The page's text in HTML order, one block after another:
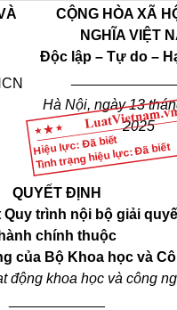
Hiệu lực: Đã biết
Tình trạng hiệu lực: Đã biết
CỘNG HÒA XÃ
NGHĨA VIỆT
Độc lập – Tự do –
Hà Nội, ngày 13
2025
QUYẾT ĐỊNH
Quy trình nội bộ giải
hành chính thuộc
của Bộ Khoa học và
động khoa học và công